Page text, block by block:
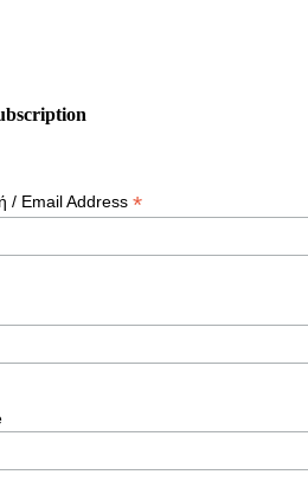
/ Email Address *